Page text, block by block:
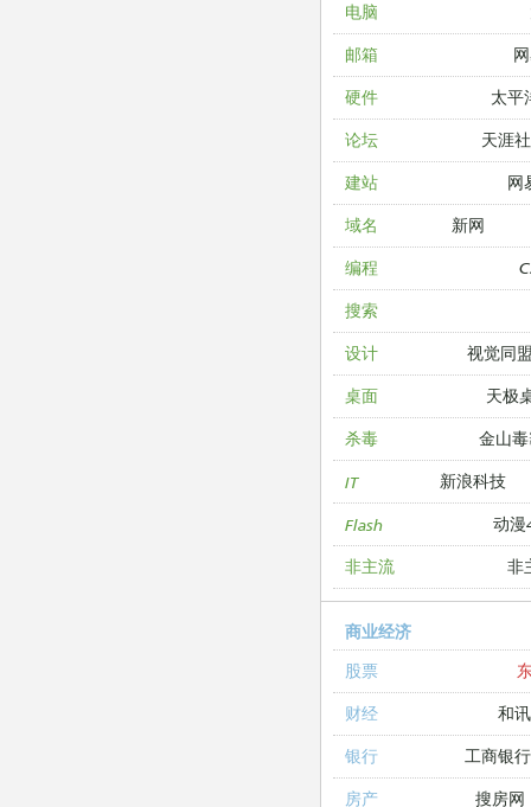
电脑
邮箱
硬件 太平
论坛 天涯
建站 网
域名 新网
编程
搜索
设计 视觉同
桌面 天极
杀毒 金山
IT 新浪科技
Flash 动漫
非主流 非
商业经济
股票
财经 和
银行 工商银行
房产 搜房网